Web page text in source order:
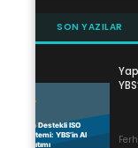
SON YAZILAR